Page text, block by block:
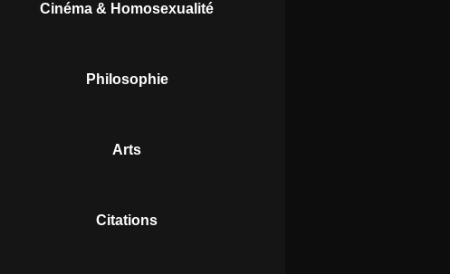
Cinéma & Homosexualité
Philosophie
Arts
Citations